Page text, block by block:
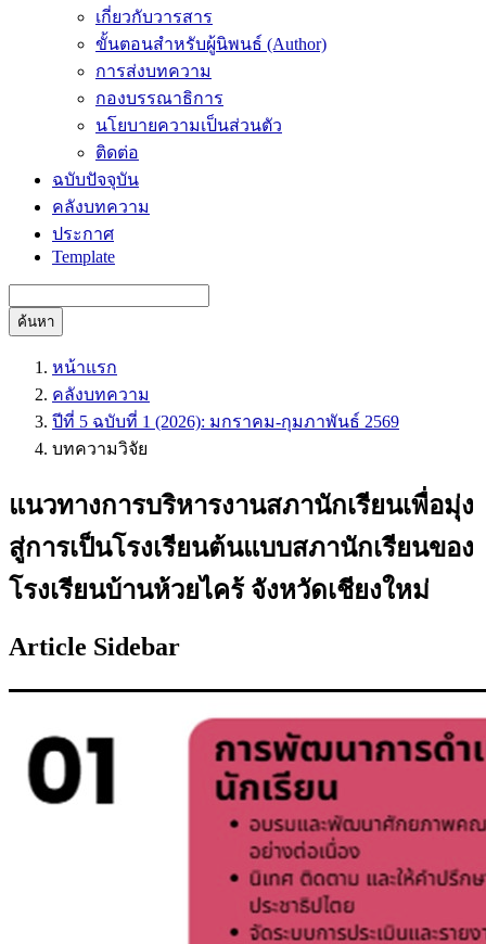
เกี่ยวกับวารสาร
ขั้นตอนสำหรับผู้นิพนธ์ (Author)
การส่งบทความ
กองบรรณาธิการ
นโยบายความเป็นส่วนตัว
ติดต่อ
ฉบับปัจจุบัน
คลังบทความ
ประกาศ
Template
ค้นหา
หน้าแรก
คลังบทความ
ปีที่ 5 ฉบับที่ 1 (2026): มกราคม-กุมภาพันธ์ 2569
บทความวิจัย
แนวทางการบริหารงานสภานักเรียนเพื่อมุ่ง
สู่การเป็นโรงเรียนต้นแบบสภานักเรียนของ
โรงเรียนบ้านห้วยไคร้ จังหวัดเชียงใหม่
Article Sidebar